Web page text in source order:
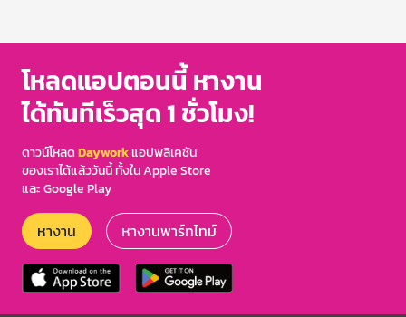
โหลดแอปตอนนี้ หางาน
ได้ทันทีเร็วสุด 1 ชั่วโมง!
ดาวน์โหลดDayworkแอปพลิเคชัน
ของเราได้แล้ววันนี้ ทั้งใน Apple Store
และ Google Play
หางาน หางานพาร์ทไทม์